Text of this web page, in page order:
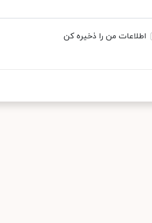
اطلاعات من را ذخیره کن